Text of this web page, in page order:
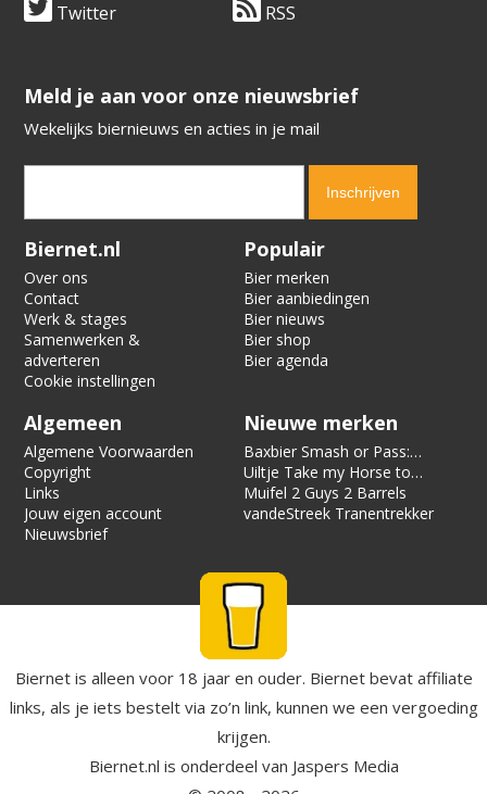
Twitter RSS
​​​​​​​Meld je aan voor onze nieuwsbrief
Wekelijks biernieuws en acties in je mail
Verification code:
Biernet.nl
Over ons
Contact
Werk & stages
Samenwerken &
adverteren
Cookie instellingen
Populair
Bier merken
Bier aanbiedingen
Bier nieuws
Bier shop
Bier agenda
Algemeen
Algemene Voorwaarden
Copyright
Links
Jouw eigen account
Nieuwsbrief
Nieuwe merken
Baxbier Smash or Pass:
Strata
Uiltje Take my Horse to
the Hotel Room
Muifel 2 Guys 2 Barrels
vandeStreek Tranentrekker
Biernet is alleen voor 18 jaar en ouder. Biernet bevat affiliate
links, als je iets bestelt via zo’n link, kunnen we een vergoeding
krijgen.
Biernet.nl is onderdeel van Jaspers Media